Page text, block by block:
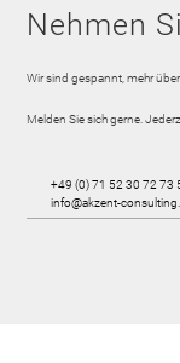
Nehmen
Wir sind gespannt, mehr
Melden Sie sich gerne.
+49 (0) 71 52 30 72 73
info@akzent-